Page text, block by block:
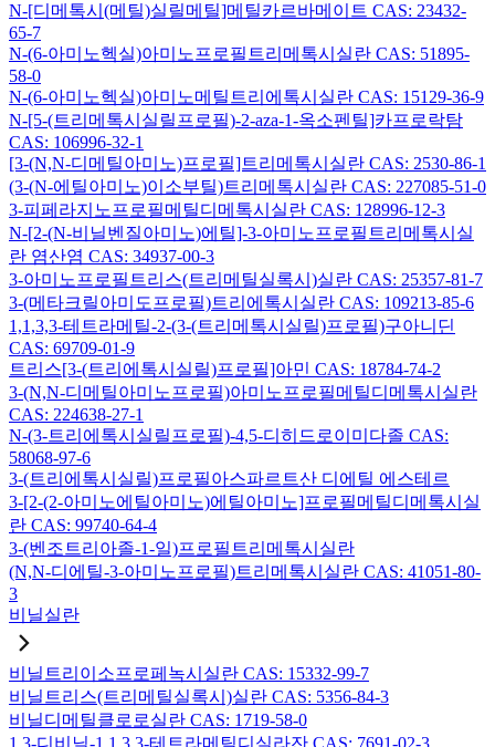
N-[디메톡시(메틸)실릴메틸]메틸카르바메이트 CAS: 23432-
65-7
N-(6-아미노헥실)아미노프로필트리메톡시실란 CAS: 51895-
58-0
N-(6-아미노헥실)아미노메틸트리에톡시실란 CAS: 15129-36-9
N-[5-(트리메톡시실릴프로필)-2-aza-1-옥소펜틸]카프로락탐
CAS: 106996-32-1
[3-(N,N-디메틸아미노)프로필]트리메톡시실란 CAS: 2530-86-1
(3-(N-에틸아미노)이소부틸)트리메톡시실란 CAS: 227085-51-0
3-피페라지노프로필메틸디메톡시실란 CAS: 128996-12-3
N-[2-(N-비닐벤질아미노)에틸]-3-아미노프로필트리메톡시실
란 염산염 CAS: 34937-00-3
3-아미노프로필트리스(트리메틸실록시)실란 CAS: 25357-81-7
3-(메타크릴아미도프로필)트리에톡시실란 CAS: 109213-85-6
1,1,3,3-테트라메틸-2-(3-(트리메톡시실릴)프로필)구아니딘
CAS: 69709-01-9
트리스[3-(트리에톡시실릴)프로필]아민 CAS: 18784-74-2
3-(N,N-디메틸아미노프로필)아미노프로필메틸디메톡시실란
CAS: 224638-27-1
N-(3-트리에톡시실릴프로필)-4,5-디히드로이미다졸 CAS:
58068-97-6
3-(트리에톡시실릴)프로필아스파르트산 디에틸 에스테르
3-[2-(2-아미노에틸아미노)에틸아미노]프로필메틸디메톡시실
란 CAS: 99740-64-4
3-(벤조트리아졸-1-일)프로필트리메톡시실란
(N,N-디에틸-3-아미노프로필)트리메톡시실란 CAS: 41051-80-
3
비닐실란
비닐트리이소프로페녹시실란 CAS: 15332-99-7
비닐트리스(트리메틸실록시)실란 CAS: 5356-84-3
비닐디메틸클로로실란 CAS: 1719-58-0
1,3-디비닐-1,1,3,3-테트라메틸디실라잔 CAS: 7691-02-3